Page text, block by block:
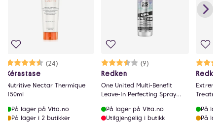
Karakter:
(24)
4.8 av 5 mulige
Kérastase
Nutritive Nectar Thermique
150ml
På lager på Vita.no
På lager i 2 butikker
Karakter:
(9)
3.9 av 5 mulige
Redken
One United Multi-Benefit
Leave-In Perfecting Spray
På lager på Vita.no
Utilgjengelig i butikk
På
På